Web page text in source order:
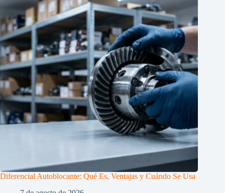
Diferencial Autoblocante: Qué Es, Ventajas y Cuándo Se Usa